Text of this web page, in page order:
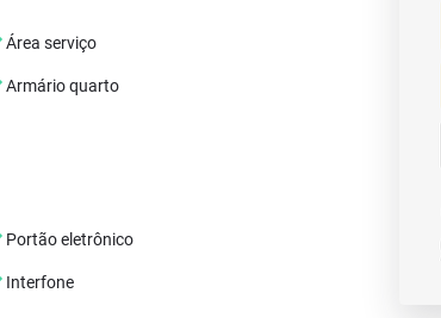
Área serviço
Armário quarto
Portão eletrônico
Interfone